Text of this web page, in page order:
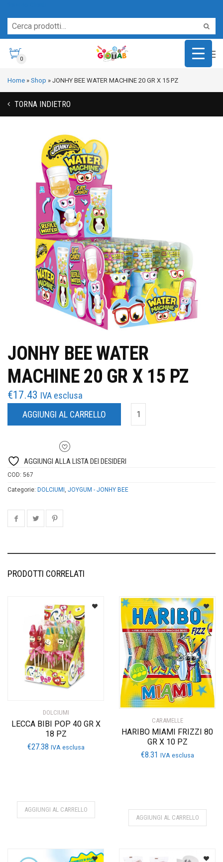
0
Home » Shop » JONHY BEE WATER MACHINE 20 GR X 15 PZ
TORNA INDIETRO
JONHY BEE WATER
MACHINE 20 GR X 15 PZ
€17.43 IVA esclusa
AGGIUNGI AL CARRELLO
AGGIUNGI ALLA LISTA DEI DESIDERI
COD: 567
Categorie: DOLCIUMI , JOYGUM - JONHY BEE
PRODOTTI CORRELATI
DOLCIUMI
LECCA BIBI POP 40 GR X
18 PZ
€27.38 IVA esclusa
AGGIUNGI AL CARRELLO
CARAMELLE
HARIBO MIAMI FRIZZI 80
GR X 10 PZ
€8.31 IVA esclusa
AGGIUNGI AL CARRELLO